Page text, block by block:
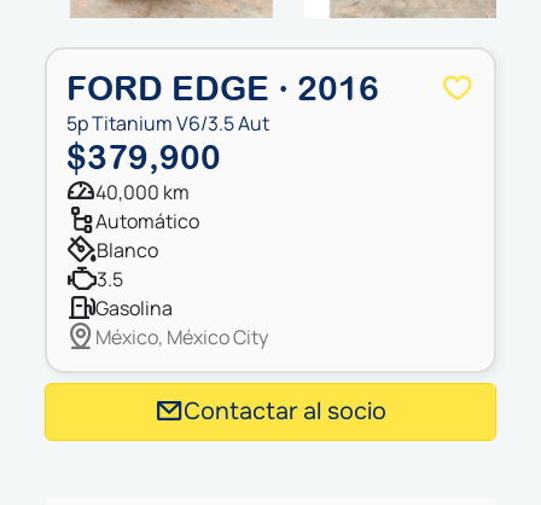
FORD EDGE · 2016
5p Titanium V6/3.5 Aut
$379,900
40,000 km
automático
blanco
3.5
gasolina
México, México City
Contactar al socio